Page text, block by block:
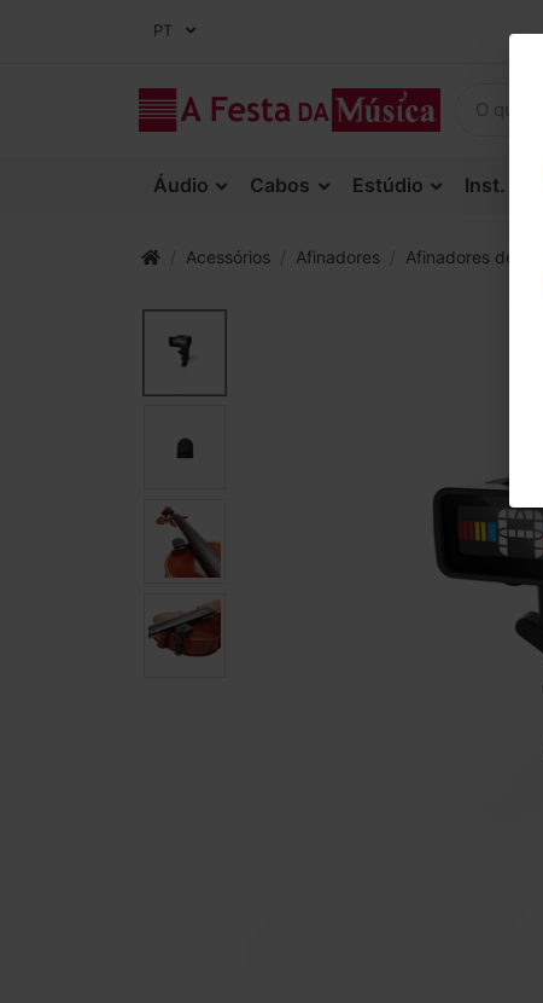
PT
Áudio Cabos Estúdio Inst.
Acessórios Afinadores Afinadores de